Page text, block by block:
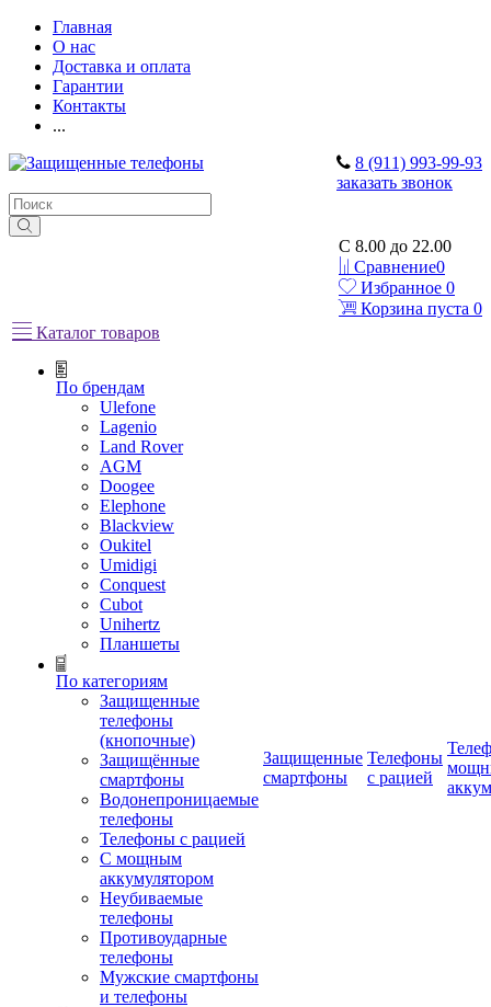
Главная
О нас
Доставка и оплата
Гарантии
Контакты
...
8 (911) 993-99-93
заказать звонок
C 8.00 до 22.00
Сравнение0
Избранное 0
Корзина пуста 0
Каталог товаров
По брендам
Ulefone
Lagenio
Land Rover
AGM
Doogee
Elephone
Blackview
Oukitel
Umidigi
Conquest
Cubot
Unihertz
Планшеты
По категориям
Защищенные
телефоны
(кнопочные)
Защищённые
смартфоны
Водонепроницаемые
телефоны
Телефоны с рацией
С мощным
аккумулятором
Неубиваемые
телефоны
Противоударные
телефоны
Мужские смартфоны
и телефоны
Защищенные
смартфоны
Телефоны
с рацией